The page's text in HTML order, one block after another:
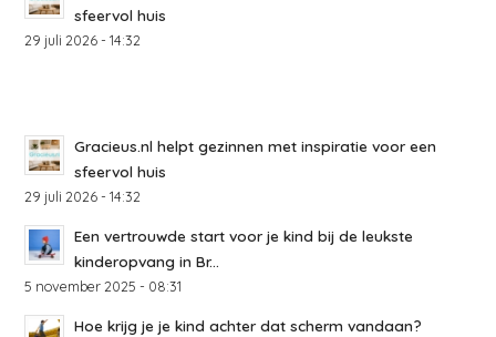
sfeervol huis
29 juli 2026 - 14:32
Gracieus.nl helpt gezinnen met inspiratie voor een
sfeervol huis
29 juli 2026 - 14:32
Een vertrouwde start voor je kind bij de leukste
kinderopvang in Br...
5 november 2025 - 08:31
Hoe krijg je je kind achter dat scherm vandaan?